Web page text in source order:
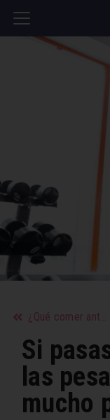
¿Qué comer antes de hacer ejercicio?
Si
las
mucho